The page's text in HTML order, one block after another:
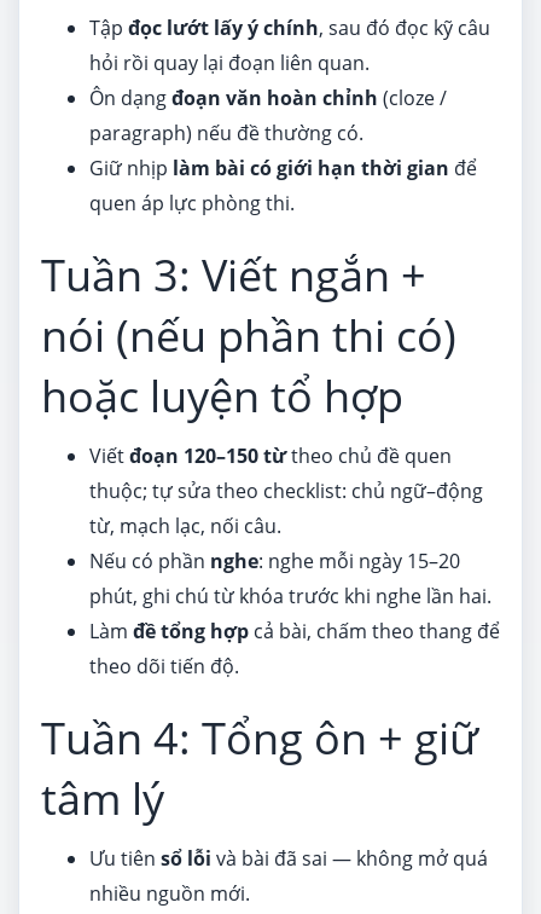
Tập đọc lướt lấy ý chính, sau đó đọc kỹ câu
hỏi rồi quay lại đoạn liên quan.
Ôn dạngđoạn văn hoàn chỉnh (cloze /
paragraph) nếu đề thường có.
Giữ nhịp làm bài có giới hạn thời gian để
quen áp lực phòng thi.
Tuần 3: Viết ngắn +
nói (nếu phần thi có)
hoặc luyện tổ hợp
Viếtđoạn 120–150 từtheo chủ đề quen
thuộc; tự sửa theo checklist: chủ ngữ–động
từ, mạch lạc, nối câu.
Nếu có phần nghe: nghe mỗi ngày 15–20
phút, ghi chú từ khóa trước khi nghe lần hai.
Làm đề tổng hợp cả bài, chấm theo thang để
theo dõi tiến độ.
Tuần 4: Tổng ôn + giữ
tâm lý
Ưu tiên sổ lỗi và bài đã sai — không mở quá
nhiều nguồn mới.